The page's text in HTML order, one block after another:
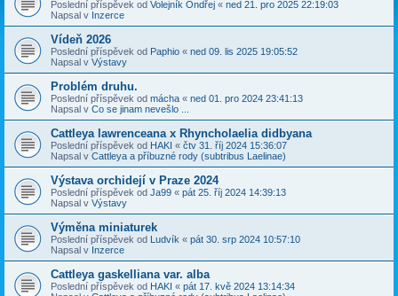
Poslední příspěvek od Volejník Ondřej « ned 21. pro 2025 22:19:03
Napsal v Inzerce
Vídeň 2026
Poslední příspěvek od Paphio « ned 09. lis 2025 19:05:52
Napsal v Výstavy
Problém druhu.
Poslední příspěvek od mácha « ned 01. pro 2024 23:41:13
Napsal v Co se jinam nevešlo ...
Cattleya lawrenceana x Rhyncholaelia didbyana
Poslední příspěvek od HAKI « čtv 31. říj 2024 15:36:07
Napsal v Cattleya a příbuzné rody (subtribus Laelinae)
Výstava orchidejí v Praze 2024
Poslední příspěvek od Ja99 « pát 25. říj 2024 14:39:13
Napsal v Výstavy
Výměna miniaturek
Poslední příspěvek od Ludvík « pát 30. srp 2024 10:57:10
Napsal v Inzerce
Cattleya gaskelliana var. alba
Poslední příspěvek od HAKI « pát 17. kvě 2024 13:14:34